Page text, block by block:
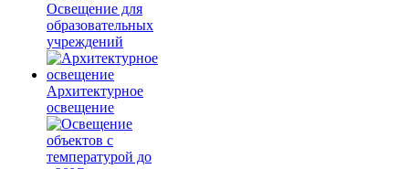
Освещение для
образовательных
учреждений
Архитектурное
освещение